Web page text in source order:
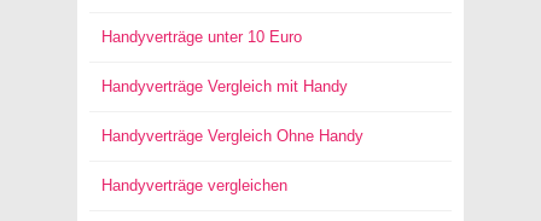
Handyverträge unter 10 Euro
Handyverträge Vergleich mit Handy
Handyverträge Vergleich Ohne Handy
Handyverträge vergleichen